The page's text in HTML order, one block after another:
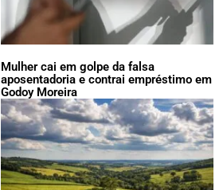
Mulher cai em golpe da falsa
aposentadoria e contrai empréstimo em
Godoy Moreira